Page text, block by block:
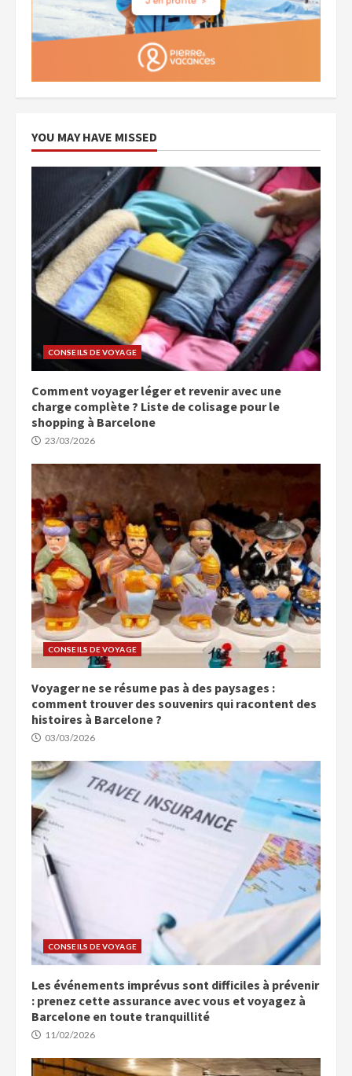
YOU MAY HAVE MISSED
CONSEILS DE VOYAGE
Comment voyager léger et revenir avec une
charge complète ? Liste de colisage pour le
shopping à Barcelone
23/03/2026
CONSEILS DE VOYAGE
Voyager ne se résume pas à des paysages :
comment trouver des souvenirs qui racontent des
histoires à Barcelone ?
03/03/2026
CONSEILS DE VOYAGE
Les événements imprévus sont difficiles à prévenir
: prenez cette assurance avec vous et voyagez à
Barcelone en toute tranquillité
11/02/2026